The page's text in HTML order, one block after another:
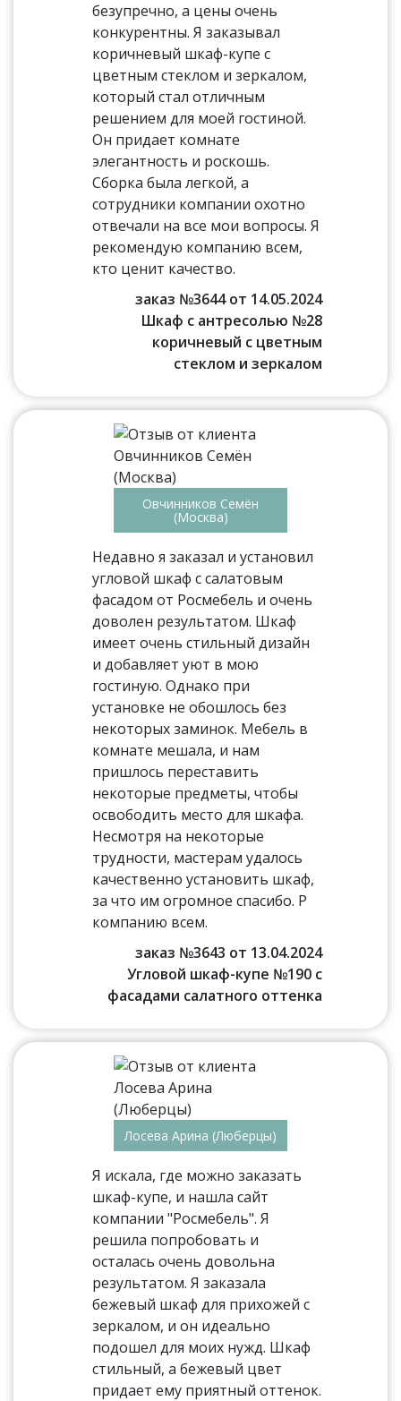
безупречно, а цены очень
конкурентны. Я заказывал
коричневый шкаф-купе с
цветным стеклом и зеркалом,
который стал отличным
решением для моей гостиной.
Он придает комнате
элегантность и роскошь.
Сборка была легкой, а
сотрудники компании охотно
отвечали на все мои вопросы. Я
рекомендую компанию всем,
кто ценит качество.
заказ №3644 от 14.05.2024
Шкаф с антресолью №28
коричневый с цветным
стеклом и зеркалом
Овчинников Семён
(Москва)
Недавно я заказал и установил
угловой шкаф с салатовым
фасадом от Росмебель и очень
доволен результатом. Шкаф
имеет очень стильный дизайн
и добавляет уют в мою
гостиную. Однако при
установке не обошлось без
некоторых заминок. Мебель в
комнате мешала, и нам
пришлось переставить
некоторые предметы, чтобы
освободить место для шкафа.
Несмотря на некоторые
трудности, мастерам удалось
качественно установить шкаф,
за что им огромное спасибо. Р
компанию всем.
заказ №3643 от 13.04.2024
Угловой шкаф-купе №190 с
фасадами салатного оттенка
Лосева Арина (Люберцы)
Я искала, где можно заказать
шкаф-купе, и нашла сайт
компании "Росмебель". Я
решила попробовать и
осталась очень довольна
результатом. Я заказала
бежевый шкаф для прихожей с
зеркалом, и он идеально
подошел для моих нужд. Шкаф
стильный, а бежевый цвет
придает ему приятный оттенок.